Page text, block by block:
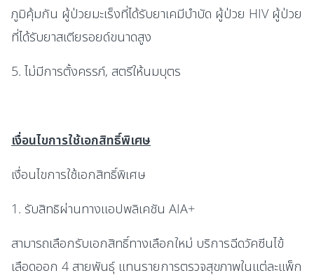
ภูมิคุ้มกัน ผู้ป่วยมะเร็งที่ได้รับยาเคมีบำบัด ผู้ป่วย HIV ผู้ป่วย
ที่ได้รับยาสเตียรอยด์ขนาดสูง
5. ไม่มีการตั้งครรภ์, สตรีให้นมบุตร
เงื่อนไขการใช้เอกสิทธิ์พิเศษ
เงื่อนไขการใช้เอกสิทธิ์พิเศษ
1. รับสิทธิผ่านทางแอปพลิเคชัน AIA+
สามารถเลือกรับเอกสิทธิ์ทางเลือกใหม่ บริการฉีดวัคซีนไข้
เลือดออก 4 สายพันธุ์ แทนรายการตรวจสุขภาพในแต่ละแพ็ก